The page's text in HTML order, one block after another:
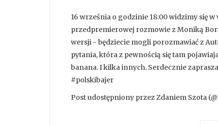
16 września o godzinie 18:00 widzimy się
przedpremierowej rozmowie z Moniką
wersji - będziecie mogli porozmawiać z
pytania, która z pewnością się tam
banana. I kilka innych. Serdecznie
#polskibajer
Post udostępniony przez Zdaniem Szota